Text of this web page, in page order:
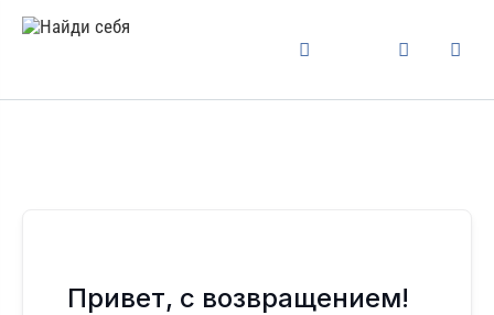
Привет, с возвращением!